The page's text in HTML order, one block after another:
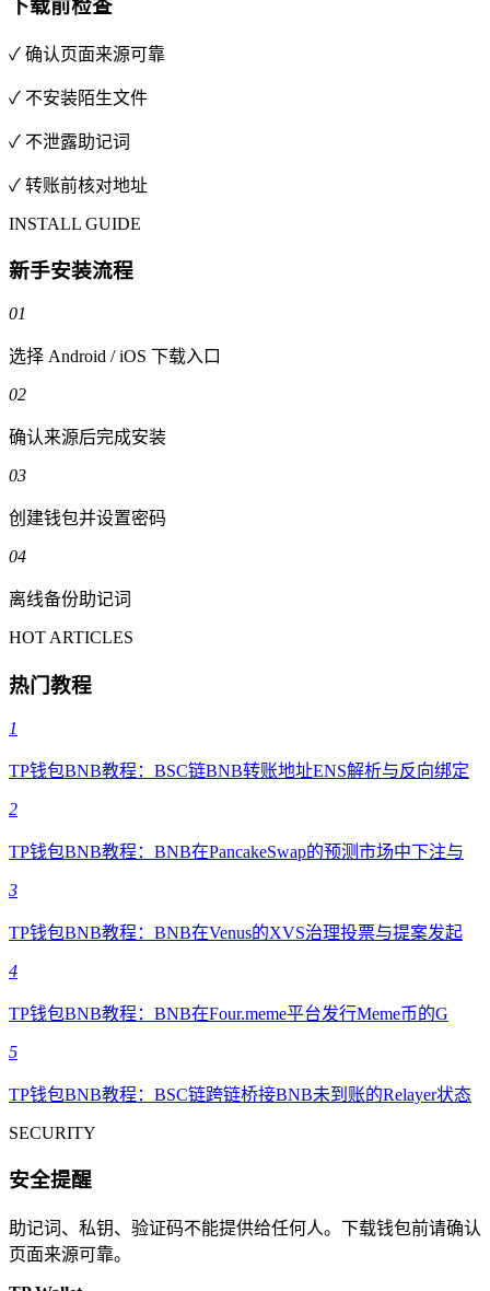
下载前检查
✓ 确认页面来源可靠
✓ 不安装陌生文件
✓ 不泄露助记词
✓ 转账前核对地址
INSTALL GUIDE
新手安装流程
01
选择 Android / iOS 下载入口
02
确认来源后完成安装
03
创建钱包并设置密码
04
离线备份助记词
HOT ARTICLES
热门教程
1
TP钱包BNB教程：BSC链BNB转账地址ENS解析与反向绑定
2
TP钱包BNB教程：BNB在PancakeSwap的预测市场中下注与
3
TP钱包BNB教程：BNB在Venus的XVS治理投票与提案发起
4
TP钱包BNB教程：BNB在Four.meme平台发行Meme币的G
5
TP钱包BNB教程：BSC链跨链桥接BNB未到账的Relayer状态
SECURITY
安全提醒
助记词、私钥、验证码不能提供给任何人。下载钱包前请确认
页面来源可靠。